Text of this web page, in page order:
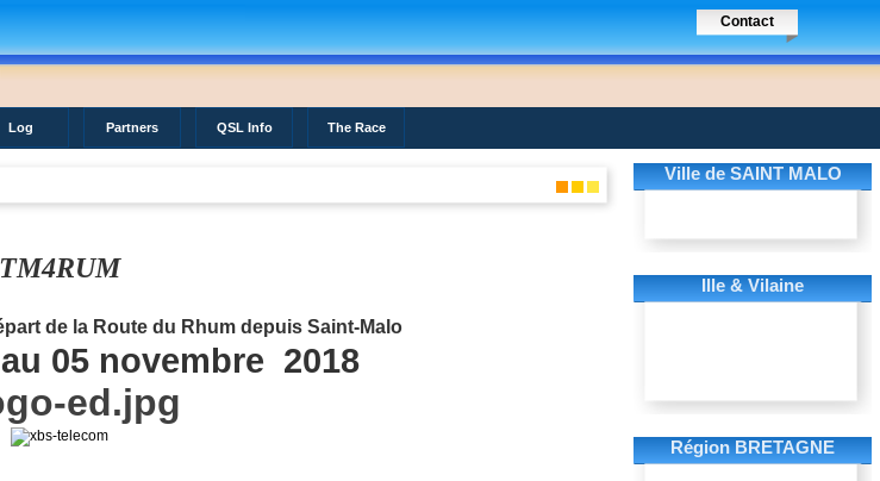
Contact
Log Partners QSL Info The Race
TM4RUM
de la Route du Rhum depuis Saint-Malo
05 novembre 2018
Ville de SAINT MALO
Ille & Vilaine
Région BRETAGNE